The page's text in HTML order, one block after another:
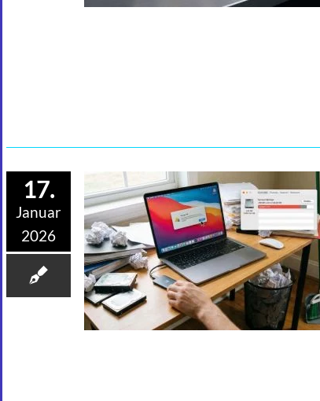
17.
Januar
2026